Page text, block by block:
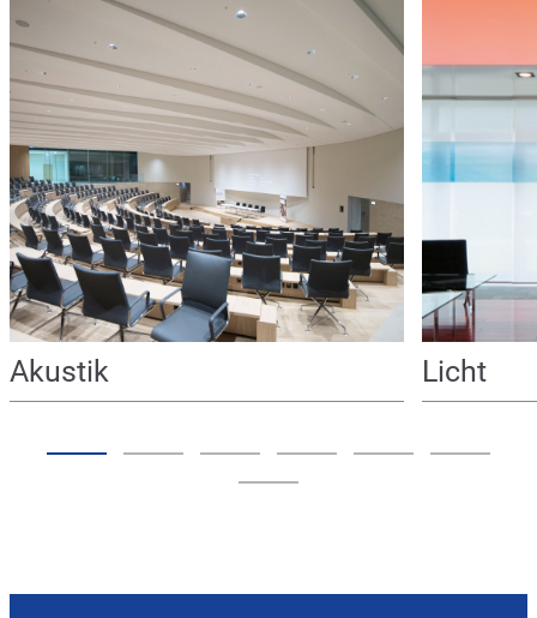
Akustik Licht